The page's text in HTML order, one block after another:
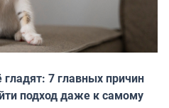
7 главных причин
подход даже к самому